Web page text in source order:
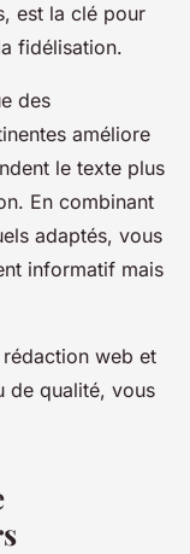
est la clé pour
fidélisation.
des
améliore
le texte plus
En combinant
adaptés, vous
informatif mais
web et
de qualité, vous